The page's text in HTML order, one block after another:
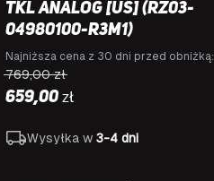
TKL Analog [US] (RZ03-
04980100-R3M1)
Najniższa cena z 30 dni przed obniżką:
769,00zł
659,00zł
Wysyłka w3-4 dni